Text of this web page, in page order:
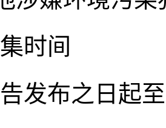
时间
发布之日起至